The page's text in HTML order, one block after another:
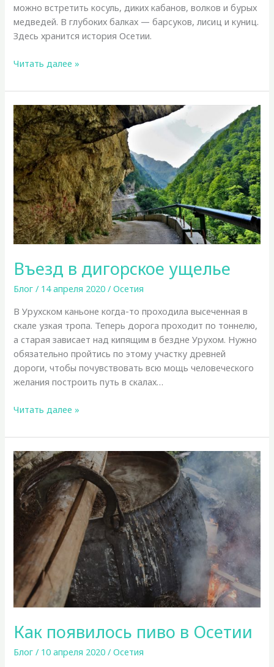
можно встретить косуль, диких кабанов, волков и бурых
медведей. В глубоких балках — барсуков, лисиц и куниц.
Здесь хранится история Осетии.
Дигория
Читать далее »
Въезд в дигорское ущелье
Блог / 14 апреля 2020/Осетия
В Урухском каньоне когда-то проходила высеченная в
скале узкая тропа. Теперь дорога проходит по тоннелю,
а старая зависает над кипящим в бездне Урухом. Нужно
обязательно пройтись по этому участку древней
дороги, чтобы почувствовать всю мощь человеческого
желания построить путь в скалах…
Въезд
дигорское
ущелье
Читать далее »
Как появилось пиво в Осетии
Блог / 10 апреля 2020/Осетия